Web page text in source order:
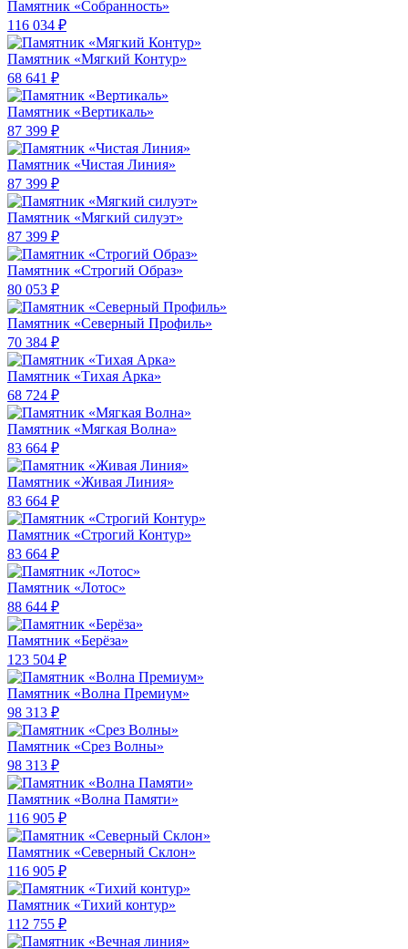
Памятник «Собранность»
116 034 ₽
Памятник «Мягкий Контур»
68 641 ₽
Памятник «Вертикаль»
87 399 ₽
Памятник «Чистая Линия»
87 399 ₽
Памятник «Мягкий силуэт»
87 399 ₽
Памятник «Строгий Образ»
80 053 ₽
Памятник «Северный Профиль»
70 384 ₽
Памятник «Тихая Арка»
68 724 ₽
Памятник «Мягкая Волна»
83 664 ₽
Памятник «Живая Линия»
83 664 ₽
Памятник «Строгий Контур»
83 664 ₽
Памятник «Лотос»
88 644 ₽
Памятник «Берёза»
123 504 ₽
Памятник «Волна Премиум»
98 313 ₽
Памятник «Срез Волны»
98 313 ₽
Памятник «Волна Памяти»
116 905 ₽
Памятник «Северный Склон»
116 905 ₽
Памятник «Тихий контур»
112 755 ₽